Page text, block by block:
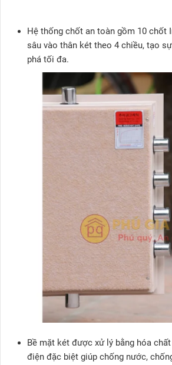
Hệ thống chốt an toàn gồm 10 chốt
sâu vào thân két theo 4 chiều, tạo
phá tối đa.
Bề mặt két được xử lý bằng hóa
điện đặc biệt giúp chống nước,